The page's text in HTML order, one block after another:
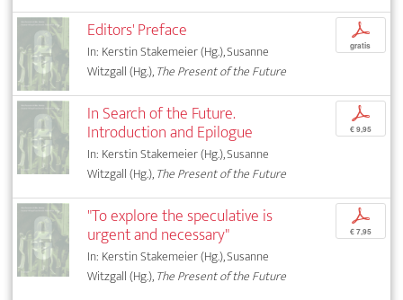
Editors' Preface
In: Kerstin Stakemeier (Hg.), Susanne
Witzgall (Hg.),The Present of the Future
p
gratis
In Search of the Future.
Introduction and Epilogue
In: Kerstin Stakemeier (Hg.), Susanne
Witzgall (Hg.),The Present of the Future
p
€ 9,95
"To explore the speculative is
urgent and necessary"
In: Kerstin Stakemeier (Hg.), Susanne
Witzgall (Hg.),The Present of the Future
p
€ 7,95